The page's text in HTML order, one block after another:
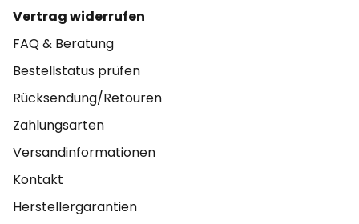
Vertrag widerrufen
FAQ & Beratung
Bestellstatus prüfen
Rücksendung/Retouren
Zahlungsarten
Versandinformationen
Kontakt
Herstellergarantien